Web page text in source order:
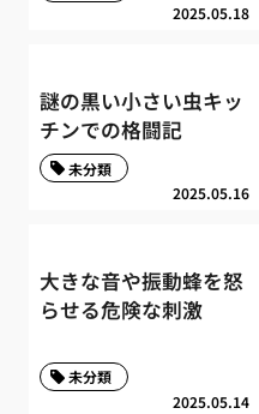
2025.05.18
謎の黒い小さい虫キッ
チンでの格闘記
2025.05.16
未分類
大きな音や振動蜂を怒
らせる危険な刺激
2025.05.14
未分類